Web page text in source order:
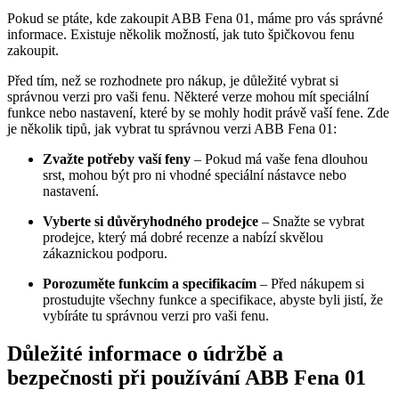
Pokud se ptáte, kde zakoupit ABB Fena 01, máme pro vás správné
informace. Existuje několik možností, jak tuto špičkovou fenu
zakoupit.
Před tím, než se rozhodnete pro nákup, je důležité vybrat si
správnou verzi pro vaši fenu. Některé verze mohou mít speciální
funkce nebo nastavení, které by se mohly hodit právě vaší fene. Zde
je několik tipů, jak vybrat tu správnou verzi ABB Fena 01:
Zvažte potřeby vaší feny – Pokud má vaše fena dlouhou
srst, mohou být pro ni vhodné speciální nástavce nebo
nastavení.
Vyberte si důvěryhodného prodejce – Snažte se vybrat
prodejce, který má dobré recenze a nabízí skvělou
zákaznickou podporu.
Porozuměte funkcím a specifikacím – Před nákupem si
prostudujte všechny funkce a specifikace, abyste byli jistí, že
vybíráte tu správnou verzi pro vaši fenu.
Důležité informace o údržbě a
bezpečnosti při používání ABB Fena 01